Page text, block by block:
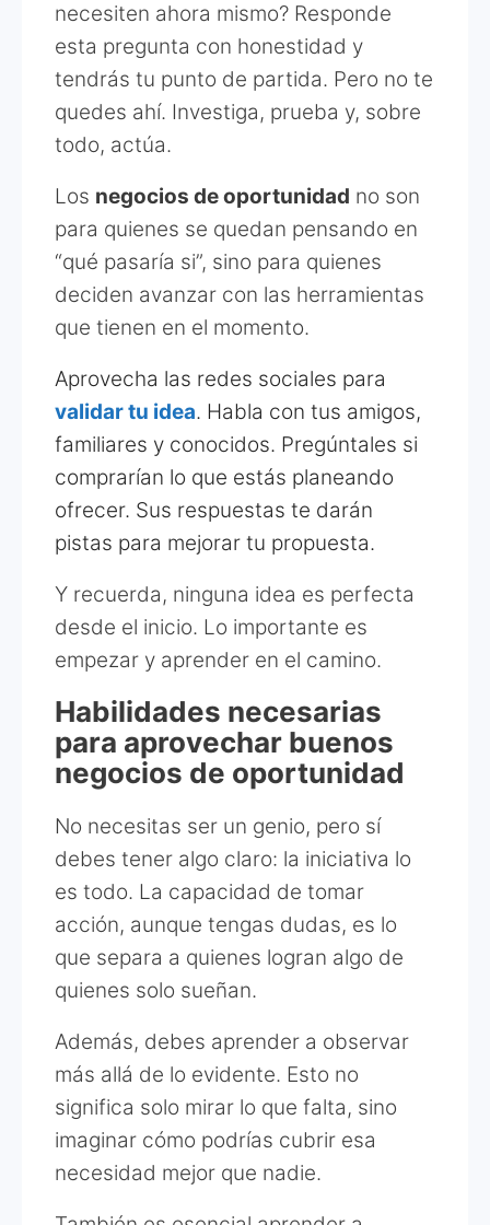
necesiten ahora mismo? Responde
esta pregunta con honestidad y
tendrás tu punto de partida. Pero no te
quedes ahí. Investiga, prueba y, sobre
todo, actúa.
Los negocios de oportunidad no son
para quienes se quedan pensando en
“qué pasaría si”, sino para quienes
deciden avanzar con las herramientas
que tienen en el momento.
Aprovecha las redes sociales para
validar tu idea. Habla con tus amigos,
familiares y conocidos. Pregúntales si
comprarían lo que estás planeando
ofrecer. Sus respuestas te darán
pistas para mejorar tu propuesta.
Y recuerda, ninguna idea es perfecta
desde el inicio. Lo importante es
empezar y aprender en el camino.
Habilidades necesarias
para aprovechar buenos
negocios de oportunidad
No necesitas ser un genio, pero sí
debes tener algo claro: la iniciativa lo
es todo. La capacidad de tomar
acción, aunque tengas dudas, es lo
que separa a quienes logran algo de
quienes solo sueñan.
Además, debes aprender a observar
más allá de lo evidente. Esto no
significa solo mirar lo que falta, sino
imaginar cómo podrías cubrir esa
necesidad mejor que nadie.